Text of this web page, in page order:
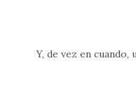
Y, de vez en